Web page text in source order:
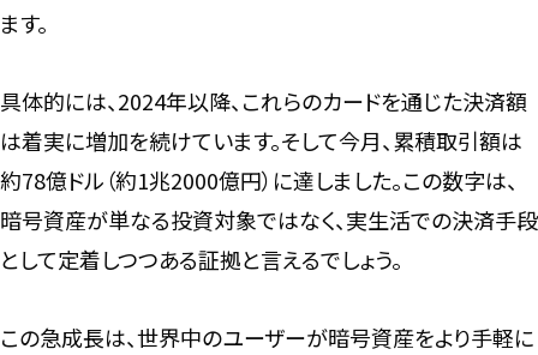
ます。
具体的には、2024年以降、これらのカードを通じた決済額
は着実に増加を続けています。そして今月、累積取引額は
約78億ドル（約1兆2000億円）に達しました。この数字は、
暗号資産が単なる投資対象ではなく、実生活での決済手段
として定着しつつある証拠と言えるでしょう。
この急成長は、世界中のユーザーが暗号資産をより手軽に